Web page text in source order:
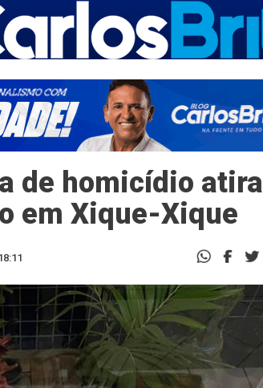
de homicídio atira
em Xique-Xique